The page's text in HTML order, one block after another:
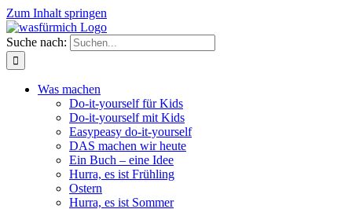
Zum Inhalt springen
Suche nach:
Was machen
Do-it-yourself für Kids
Do-it-yourself mit Kids
Easypeasy do-it-yourself
DAS machen wir heute
Ein Buch – eine Idee
Hurra, es ist Frühling
Ostern
Hurra, es ist Sommer